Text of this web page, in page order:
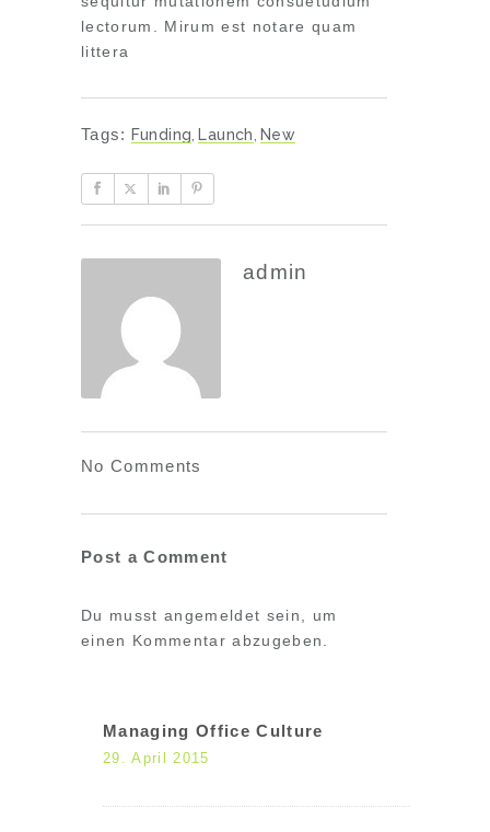
lectorum. Mirum est notare quam
littera
Tags: Funding Launch New
admin
No Comments
Post a Comment
Du musst angemeldet sein, um
einen Kommentar abzugeben.
Managing Office Culture
29. April 2015